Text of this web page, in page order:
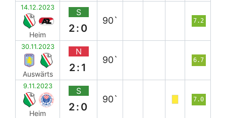
14.12.2023
Heim
S
2:0
90` 7.2
30.11.2023
Auswärts
N
2:1
90` 6.7
9.11.2023
Heim
S
2:0
90` 7.0